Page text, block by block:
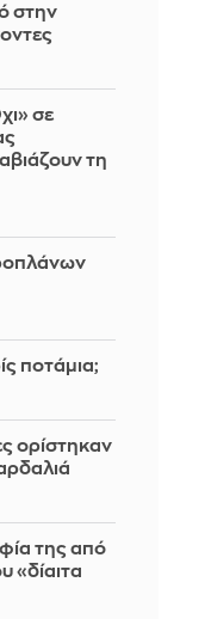
στην
σε
τη
ποτάμια;
ορίστηκαν
της από
«δίαιτα